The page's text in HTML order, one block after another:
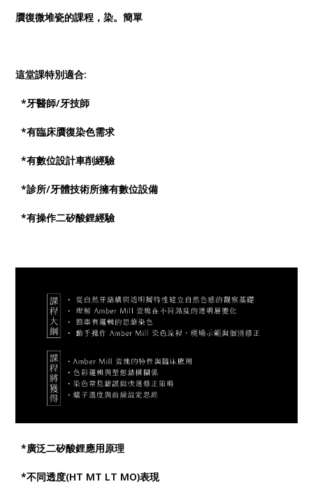
贋復微堆瓷的課程，染。簡單
這堂課特別適合:
*牙醫師/牙技師
*有臨床贋復染色需求
*有數位設計車削經驗
*診所/牙體技術所擁有數位設備
*有操作二矽酸鋰經驗
*廣泛二矽酸鋰應用原理
*不同透度(HT MT LT MO)表現